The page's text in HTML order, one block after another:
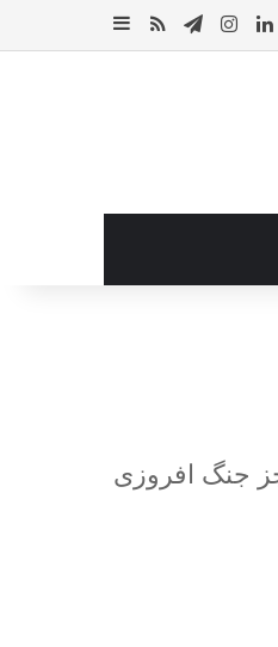
لینکدیناینستاگرام
تلگرام خوراک
جنگ افروزی